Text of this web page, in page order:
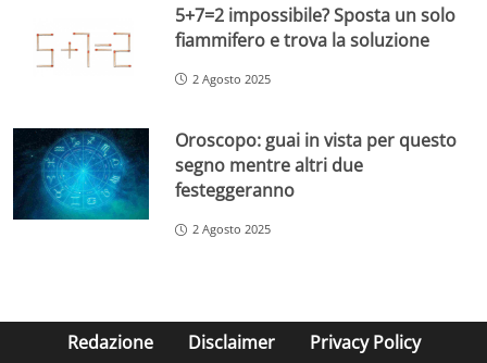
5+7=2 impossibile? Sposta un solo
fiammifero e trova la soluzione
2 Agosto 2025
Oroscopo: guai in vista per questo
segno mentre altri due
festeggeranno
2 Agosto 2025
Redazione Disclaimer Privacy Policy